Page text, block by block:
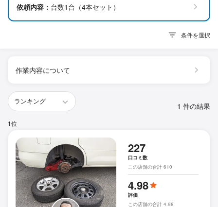
依頼内容： 台数1台（4本セット）
条件を選択
作業内容について
1 件の結果
1位
227
口コミ数
この店舗の合計 610
4.98
評価
この店舗の合計 4.98